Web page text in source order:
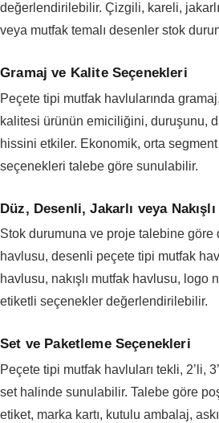
değerlendirilebilir. Çizgili, kareli,
veya mutfak temalı desenler stok
Gramaj ve Kalite Seçenekleri
Peçete tipi mutfak havlularında
kalitesi ürünün emiciliğini, duruşunu,
hissini etkiler. Ekonomik, orta
seçenekleri talebe göre sunulabilir.
Düz, Desenli, Jakarlı veya
Stok durumuna ve proje talebine göre
havlusu, desenli peçete tipi mutfak
havlusu, nakışlı mutfak havlusu, logo
etiketli seçenekler değerlendirilebilir.
Set ve Paketleme Seçenekleri
Peçete tipi mutfak havluları tekli, 2’li,
set halinde sunulabilir. Talebe göre
etiket, marka kartı, kutulu ambalaj,